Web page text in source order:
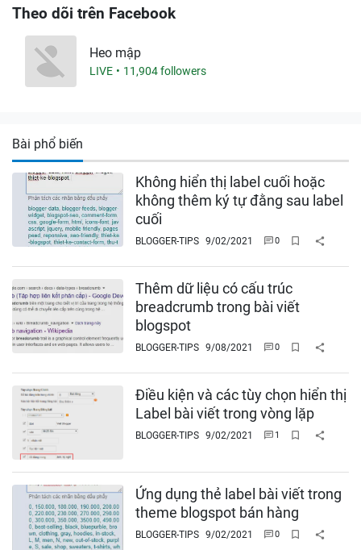
Theo dõi trên Facebook
Heo mập
LIVE 11,904 followers
Bài phổ biến
Không hiển thị label cuối hoặc
không thêm ký tự đằng sau label
cuối
BLOGGER-TIPS 9/02/2021
Thêm dữ liệu có cấu trúc
breadcrumb trong bài viết
blogspot
BLOGGER-TIPS 9/08/2021
Điều kiện và các tùy chọn hiển thị
Label bài viết trong vòng lặp
BLOGGER-TIPS 9/02/2021
Ứng dụng thẻ label bài viết trong
theme blogspot bán hàng
BLOGGER-TIPS 9/02/2021